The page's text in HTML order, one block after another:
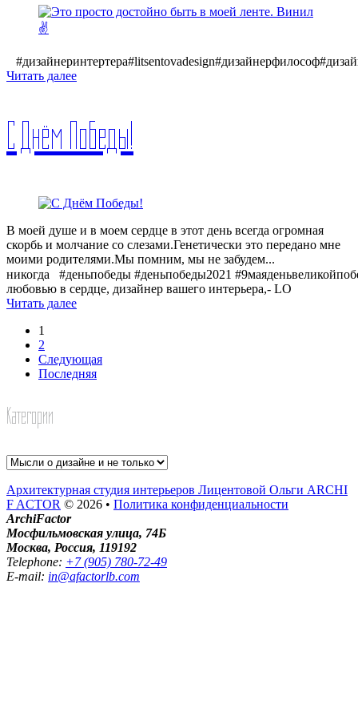
Читать далее
С Днём Победы!
В моей душе и в моем сердце в этот день всегда огромная
скорбь и молчание со слезами.Генетически это передано мне
моими родителями.Мы помним, мы не забудем...
никогда⠀#деньпобеды #деньпобеды2021
любовью в сердце, дизайнер вашего интерьера,- LO
Читать далее
1
2
Следующая
Последняя
Категории
Категории
Архитектурная студия интерьеров Лицентовой Ольги ARCHI
F ACTOR © 2026 • Политика конфиденциальности
ArchiFactor
Мосфильмовская улица, 74Б
Москва, Россия, 119192
Telephone: +7 (905) 780-72-49
E-mail: in@afactorlb.com